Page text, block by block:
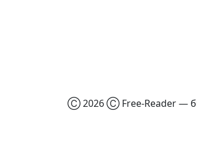
Ⓒ 2026 Ⓒ Free-Reader —